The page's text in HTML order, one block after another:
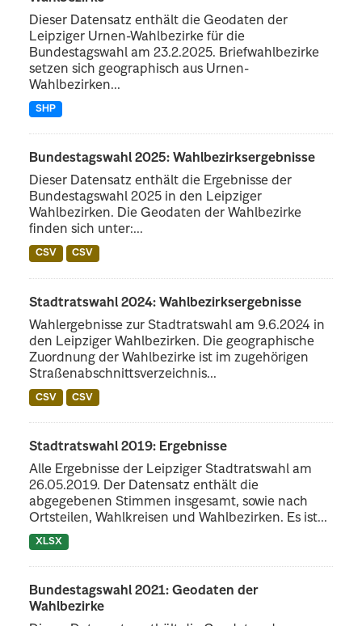
Dieser Datensatz enthält die Geodaten der
Leipziger Urnen-Wahlbezirke für die
Bundestagswahl am 23.2.2025. Briefwahlbezirke
setzen sich geographisch aus Urnen-
Wahlbezirken...
SHP
Bundestagswahl 2025: Wahlbezirksergebnisse
Dieser Datensatz enthält die Ergebnisse der
Bundestagswahl 2025 in den Leipziger
Wahlbezirken. Die Geodaten der Wahlbezirke
finden sich unter:...
CSV CSV
Stadtratswahl 2024: Wahlbezirksergebnisse
Wahlergebnisse zur Stadtratswahl am 9.6.2024 in
den Leipziger Wahlbezirken. Die geographische
Zuordnung der Wahlbezirke ist im zugehörigen
Straßenabschnittsverzeichnis...
CSV CSV
Stadtratswahl 2019: Ergebnisse
Alle Ergebnisse der Leipziger Stadtratswahl am
26.05.2019. Der Datensatz enthält die
abgegebenen Stimmen insgesamt, sowie nach
Ortsteilen, Wahlkreisen und Wahlbezirken. Es ist...
XLSX
Bundestagswahl 2021: Geodaten der
Wahlbezirke